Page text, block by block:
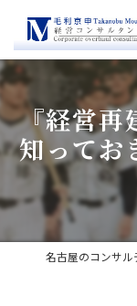
『経営再
知ってお